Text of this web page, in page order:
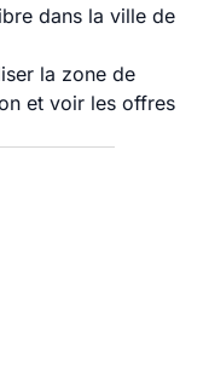
dans la ville de
la zone de
et voir les offres